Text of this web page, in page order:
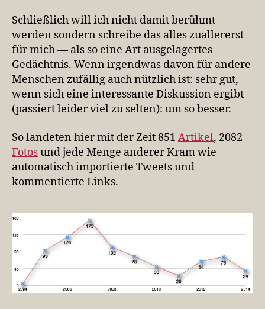
Schließlich will ich nicht damit berühmt
werden sondern schreibe das alles zuallererst
für mich — als so eine Art ausgelagertes
Gedächtnis. Wenn irgendwas davon für andere
Menschen zufällig auch nützlich ist: sehr gut,
wenn sich eine interessante Diskussion ergibt
(passiert leider viel zu selten): um so besser.
So landeten hier mit der Zeit 851 Artikel, 2082
Fotosund jede Menge anderer Kram wie
automatisch importierte Tweets und
kommentierte Links.